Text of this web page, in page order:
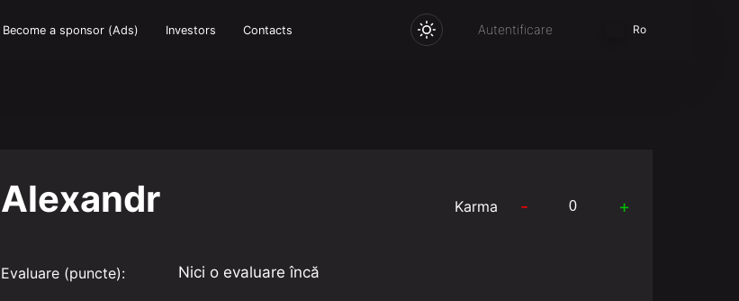
Become a sponsor (Ads) Investors Contacts Autentificare Ro
Alexandr Karma - +
Evaluare (puncte): Nici o evaluare încă